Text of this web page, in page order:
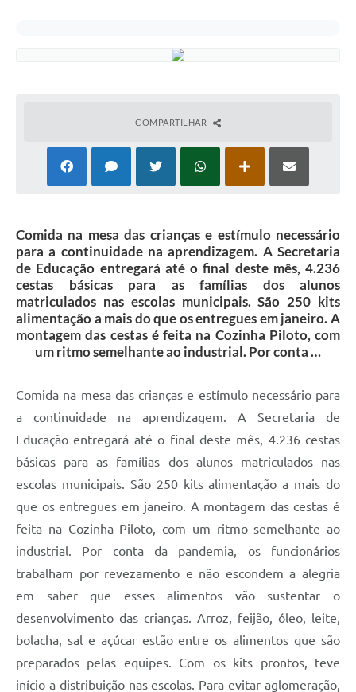
Projetos
Links
Telefones Úteis
A Prefeitura
Enquete
Jornal
Agenda
Diário Oficial
Contato
Editais
COMPARTILHAR
Comida na mesa das crianças e estímulo necessário
para a continuidade na aprendizagem. A Secretaria
de Educação entregará até o final deste mês, 4.236
cestas básicas para as famílias dos alunos
matriculados nas escolas municipais. São 250 kits
alimentação a mais do que os entregues em janeiro. A
montagem das cestas é feita na Cozinha Piloto, com
um ritmo semelhante ao industrial. Por conta …
Comida na mesa das crianças e estímulo necessário para
a continuidade na aprendizagem. A Secretaria de
Educação entregará até o final deste mês, 4.236 cestas
básicas para as famílias dos alunos matriculados nas
escolas municipais. São 250 kits alimentação a mais do
que os entregues em janeiro. A montagem das cestas é
feita na Cozinha Piloto, com um ritmo semelhante ao
industrial. Por conta da pandemia, os funcionários
trabalham por revezamento e não escondem a alegria
em saber que esses alimentos vão sustentar o
desenvolvimento das crianças. Arroz, feijão, óleo, leite,
bolacha, sal e açúcar estão entre os alimentos que são
preparados pelas equipes. Com os kits prontos, teve
início a distribuição nas escolas. Para evitar aglomeração,